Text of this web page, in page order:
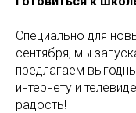
Специально для
сентября, мы
предлагаем
интернету и
радость!